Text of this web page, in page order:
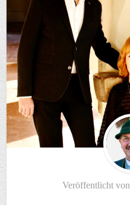
Veröffentlicht von